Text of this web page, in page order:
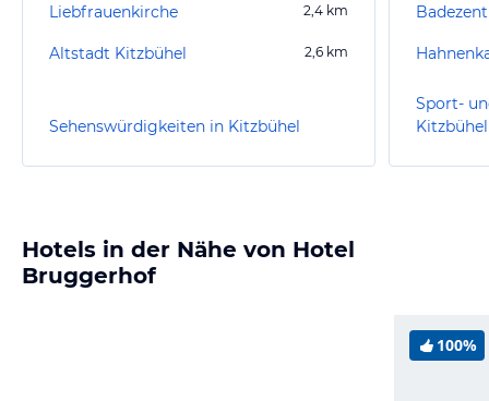
Liebfrauenkirche 2,4 km
Altstadt Kitzbühel 2,6 km
Sehenswürdigkeiten in Kitzbühel
Sport-
Kitzbühel
Hotels in der Nähe von Hotel
Bruggerhof
100%